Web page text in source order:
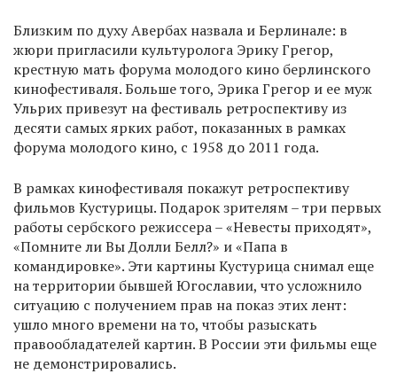
Близким по духу Авербах назвала и Берлинале: в
жюри пригласили культуролога Эрику Грегор,
крестную мать форума молодого кино берлинского
кинофестиваля. Больше того, Эрика Грегор и ее муж
Ульрих привезут на фестиваль ретроспективу из
десяти самых ярких работ, показанных в рамках
форума молодого кино, с 1958 до 2011 года.
В рамках кинофестиваля покажут ретроспективу
фильмов Кустурицы. Подарок зрителям – три первых
работы сербского режиссера – «Невесты приходят»,
«Помните ли Вы Долли Белл?» и «Папа в
командировке». Эти картины Кустурица снимал еще
на территории бывшей Югославии, что усложнило
ситуацию с получением прав на показ этих лент:
ушло много времени на то, чтобы разыскать
правообладателей картин. В России эти фильмы еще
не демонстрировались.